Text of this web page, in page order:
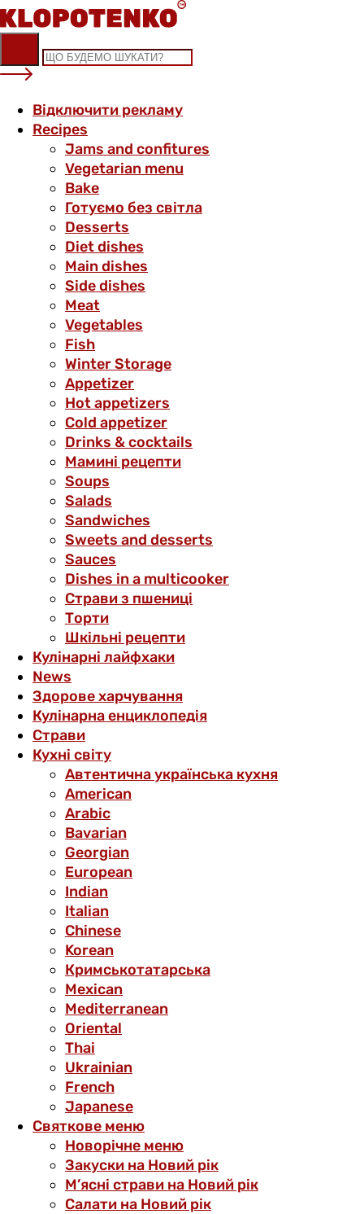
Skip
to
content
Відключити рекламу
Recipes
Jams and confitures
Vegetarian menu
Bake
Готуємо без світла
Desserts
Diet dishes
Main dishes
Side dishes
Meat
Vegetables
Fish
Winter Storage
Аppetizer
Hot appetizers
Cold appetizer
Drinks & cocktails
Мамині рецепти
Soups
Salads
Sandwiches
Sweets and desserts
Sauces
Dishes in a multicooker
Страви з пшениці
Торти
Шкільні рецепти
Кулінарні лайфхаки
News
Здорове харчування
Кулінарна енциклопедія
Страви
Кухні світу
Автентична українська кухня
American
Arabic
Bavarian
Georgian
European
Indian
Italian
Chinese
Korean
Кримськотатарська
Mexican
Mediterranean
Oriental
Thai
Ukrainian
French
Japanese
Святкове меню
Новорічне меню
Закуски на Новий рік
М’ясні страви на Новий рік
Салати на Новий рік